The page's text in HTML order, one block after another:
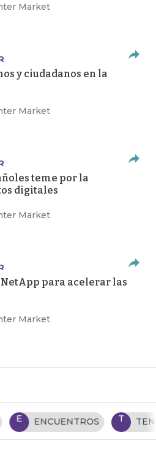
Market
y ciudadanos en la
Market
teme por la
digitales
Market
para acelerar las
Market
T TENDENCIAS TI